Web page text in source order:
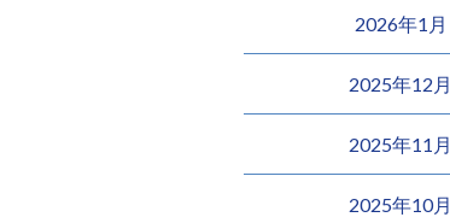
2026年1月
2025年12月
2025年11月
2025年10月